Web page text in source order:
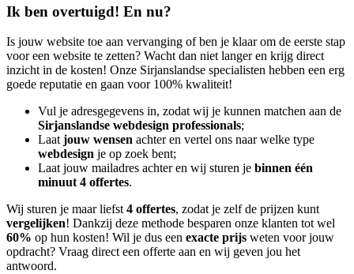
Ik ben overtuigd! En nu?
Is jouw website toe aan vervanging of ben je klaar om de eerste stap
voor een website te zetten? Wacht dan niet langer en krijg direct
inzicht in de kosten! Onze Sirjanslandse specialisten hebben een erg
goede reputatie en gaan voor 100% kwaliteit!
Vul je adresgegevens in, zodat wij je kunnen matchen aan de
Sirjanslandse webdesign professionals;
Laat jouw wensen achter en vertel ons naar welke type
webdesign je op zoek bent;
Laat jouw mailadres achter en wij sturen je binnen één
minuut 4 offertes.
Wij sturen je maar liefst 4 offertes, zodat je zelf de prijzen kunt
vergelijken! Dankzij deze methode besparen onze klanten tot wel
60% op hun kosten! Wil je dus een exacte prijs weten voor jouw
opdracht? Vraag direct een offerte aan en wij geven jou het
antwoord.